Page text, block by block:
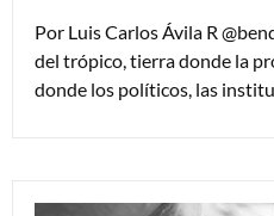
Por Luis Carlos Ávila R
del trópico, tierra donde la
donde los políticos, las